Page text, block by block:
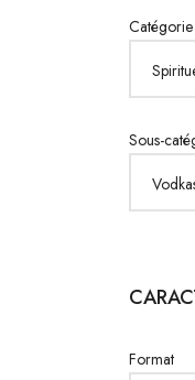
Catégorie
Sous-
Format